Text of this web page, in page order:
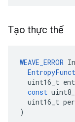
Tạo thực thể
WEAVE_ERROR
EntropyFunct
uint16_t
const
uint16_t
)